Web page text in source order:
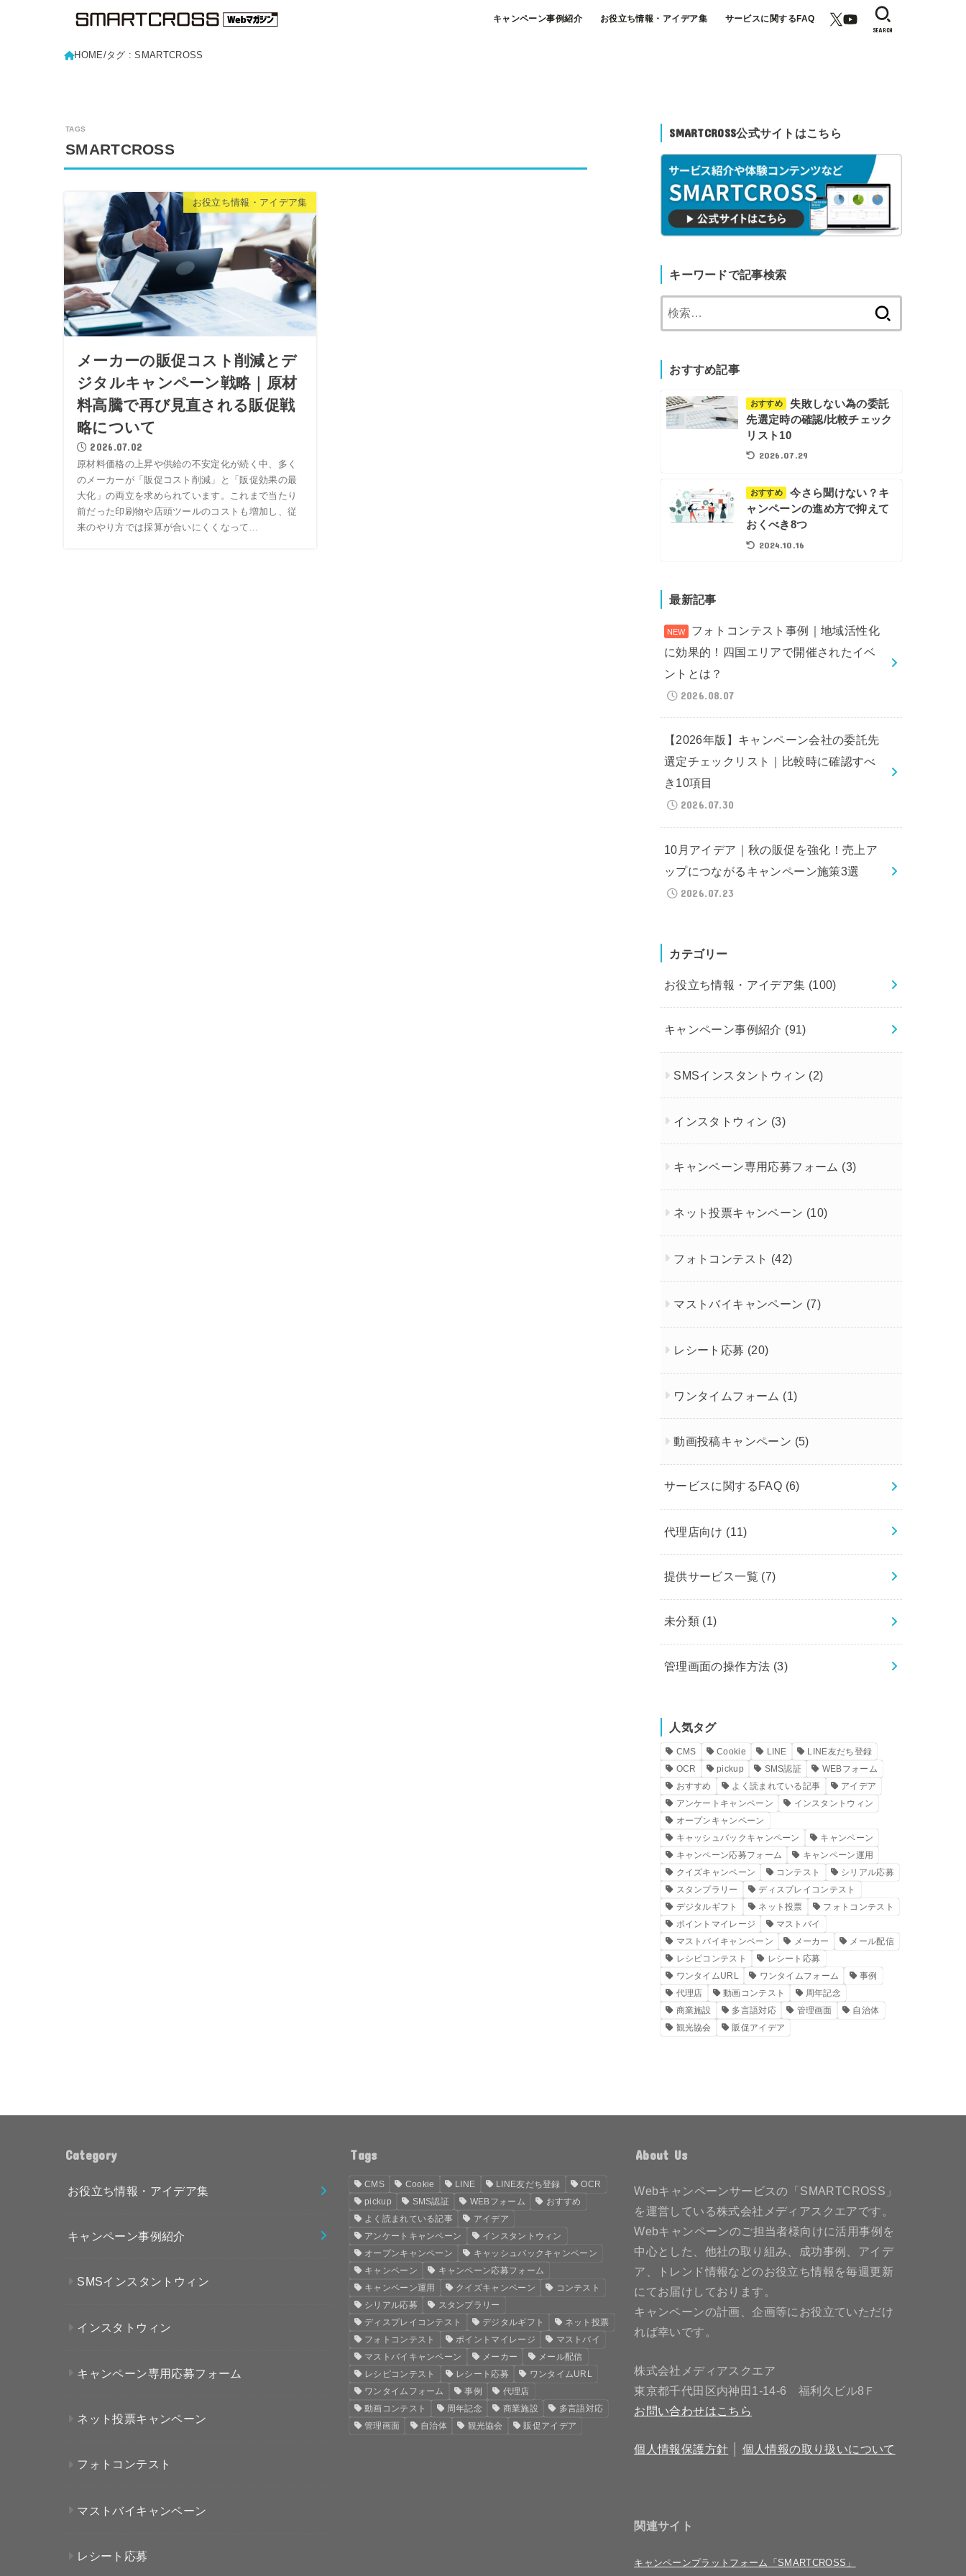
キャンペーン事例紹介 お役立ち情報・アイデア集 サービスに関するFAQ
SEARCH
HOME タグ : SMARTCROSS
SMARTCROSS
お役立ち情報・アイデア集
メーカーの販促コスト削減とデ
ジタルキャンペーン戦略｜原材
料高騰で再び見直される販促戦
略について
2026.07.02
原材料価格の上昇や供給の不安定化が続く中、多く
のメーカーが「販促コスト削減」と「販促効果の最
大化」の両立を求められています。これまで当たり
前だった印刷物や店頭ツールのコストも増加し、従
来のやり方では採算が合いにくくなって...
SMARTCROSS公式サイトはこちら
キーワードで記事検索
索:
おすすめ記事
おすすめ
失敗しない為の委託
先選定時の確認/比較チェック
リスト10
2026.07.29
おすすめ
今さら聞けない？キ
ャンペーンの進め方で抑えて
おくべき8つ
2024.10.16
最新記事
フォトコンテスト事例｜地域活性化
に効果的！四国エリアで開催されたイベ
ントとは？
2026.08.07
【2026年版】キャンペーン会社の委託先
選定チェックリスト｜比較時に確認すべ
き10項目
2026.07.30
10月アイデア｜秋の販促を強化！売上ア
ップにつながるキャンペーン施策3選
2026.07.23
カテゴリー
お役立ち情報・アイデア集 (100)
キャンペーン事例紹介 (91)
SMSインスタントウィン (2)
インスタトウィン (3)
キャンペーン専用応募フォーム (3)
ネット投票キャンペーン (10)
フォトコンテスト (42)
マストバイキャンペーン (7)
レシート応募 (20)
ワンタイムフォーム (1)
動画投稿キャンペーン (5)
サービスに関するFAQ (6)
代理店向け (11)
提供サービス一覧 (7)
未分類 (1)
管理画面の操作方法 (3)
人気タグ
CMS Cookie LINE
LINE友だち登録
OCR
pickup SMS認証
WEBフォーム
おすすめ
よく読まれている記事
アイデア
アンケートキャンペーン
インスタントウィン
オープンキャンペーン
キャッシュバックキャンペーン
キャンペーン
キャンペーン応募フォーム
キャンペーン運用
クイズキャンペーン
コンテスト
シリアル応募
スタンプラリー
ディスプレイコンテスト
デジタルギフト
ネット投票
フォトコンテスト
ポイントマイレージ
マストバイ
マストバイキャンペーン
メーカー
メール配信
レシピコンテスト
レシート応募
ワンタイムURL
ワンタイムフォーム
事例
代理店
動画コンテスト
周年記念
商業施設
多言語対応 管理画面
自治体
観光協会
販促アイデア
Category
お役立ち情報・アイデア集
キャンペーン事例紹介
SMSインスタントウィン
インスタトウィン
キャンペーン専用応募フォーム
ネット投票キャンペーン
フォトコンテスト
マストバイキャンペーン
レシート応募
Tags
CMS Cookie LINE LINE友だち登録
OCR
pickup
SMS認証 WEBフォーム
おすすめ
よく読まれている記事
アイデア
アンケートキャンペーン
インスタントウィン
オープンキャンペーン
キャッシュバックキャンペーン
キャンペーン
キャンペーン応募フォーム
キャンペーン運用
クイズキャンペーン
コンテスト
シリアル応募
スタンプラリー
ディスプレイコンテスト
デジタルギフト
ネット投票
フォトコンテスト
ポイントマイレージ
マストバイ
マストバイキャンペーン
メーカー
メール配信
レシピコンテスト
レシート応募
ワンタイムURL
ワンタイムフォーム
事例
代理店
動画コンテスト
周年記念 商業施設
多言語対応
管理画面
自治体 観光協会 販促アイデア
About Us
Webキャンペーンサービスの「SMARTCROSS」
を運営している株式会社メディアスクエアです。
Webキャンペーンのご担当者様向けに活用事例を
中心とした、他社の取り組み、成功事例、アイデ
ア、トレンド情報などのお役立ち情報を毎週更新
にてお届けしております。
キャンペーンの計画、企画等にお役立ていただけ
れば幸いです。
株式会社メディアスクエア
東京都千代田区内神田1-14-6 福利久ビル8Ｆ
お問い合わせはこちら
個人情報保護方針 個人情報の取り扱いについて
関連サイト
キャンペーンプラットフォーム「SMARTCROSS」